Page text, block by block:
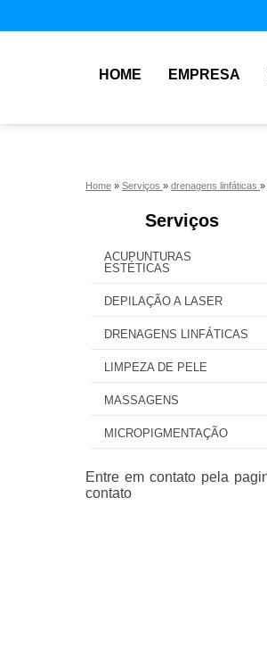
HOME EMPRESA
Home » Serviços » drenagens linfáticas »
Serviços
ACUPUNTURAS
ESTÉTICAS
DEPILAÇÃO A LASER
DRENAGENS LINFÁTICAS
LIMPEZA DE PELE
MASSAGENS
MICROPIGMENTAÇÃO